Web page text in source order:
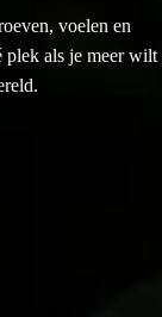
voelen en
als je meer wilt